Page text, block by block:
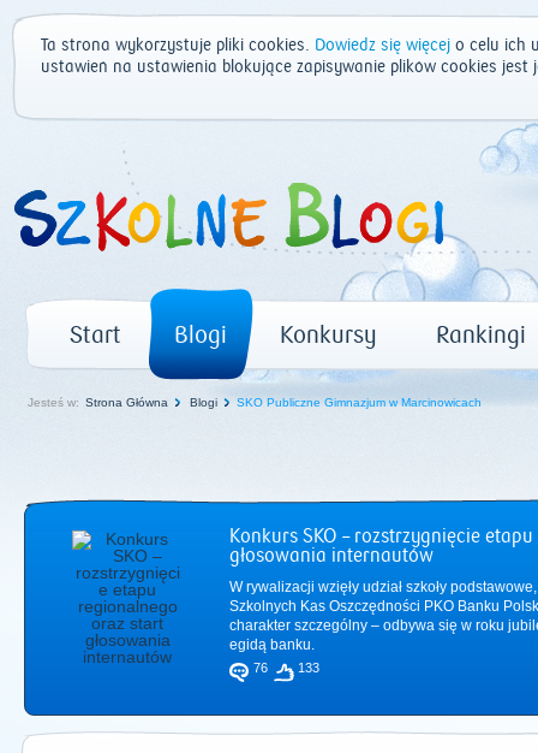
Ta strona wykorzystuje pliki cookies. Dowiedz się więcej o celu ich
ustawień na ustawienia blokujące zapisywanie plików cookies
Start Blogi Konkursy Rankingi
Jesteś w: Strona Główna Blogi SKO Publiczne Gimnazjum w Marcinowicach
Konkurs SKO – rozstrzygnięcie
głosowania internautów
W rywalizacji wzięły udział szkoły
Szkolnych Kas Oszczędności PKO Banku
charakter szczególny – odbywa się w roku
egidą banku.
76 133